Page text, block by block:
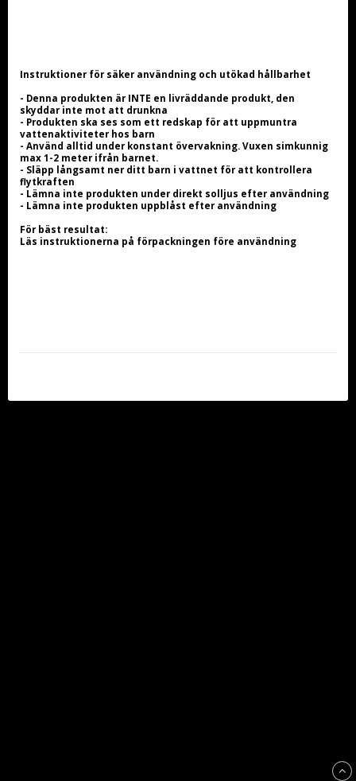
Instruktioner för säker användning och utökad hållbarhet
- Denna produkten är INTE en livräddande produkt, den
skyddar inte mot att drunkna
- Produkten ska ses som ett redskap för att uppmuntra
vattenaktiviteter hos barn
- Använd alltid under konstant övervakning. Vuxen simkunnig
max 1-2 meter ifrån barnet.
- Släpp långsamt ner ditt barn i vattnet för att kontrollera
flytkraften
- Lämna inte produkten under direkt solljus efter användning
- Lämna inte produkten uppblåst efter användning
För bäst resultat:
Läs instruktionerna på förpackningen före användning